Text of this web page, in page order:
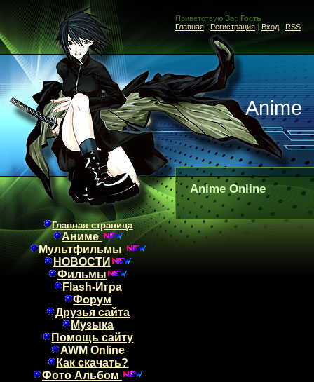
Главная страница
Аниме
Мультфильмы
НОВОСТИ
Фильмы
Flash-Игра
Форум
Друзья сайта
Музыка
Помощь сайту
AWM Online
Как скачать?
Фото Альбом
Приветствую Вас Гость
Главная | Регистрация | Вход | RSS
Anime
Anime Online